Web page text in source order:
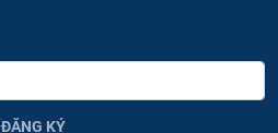
ĐĂNG KÝ